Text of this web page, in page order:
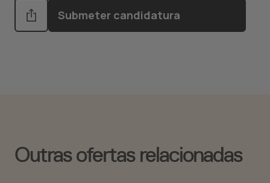
Submeter candidatura
Outras ofertas relacionadas